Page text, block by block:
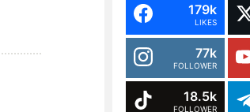
179k
LIKES
77k
FOLLOWER
18.5k
FOLLOWER